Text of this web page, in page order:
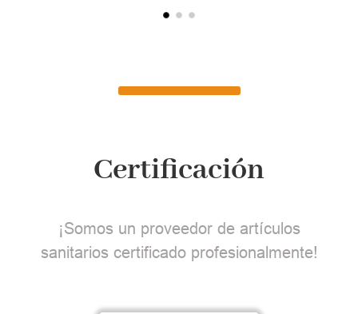
Certificación
¡Somos un proveedor de artículos
sanitarios certificado profesionalmente!